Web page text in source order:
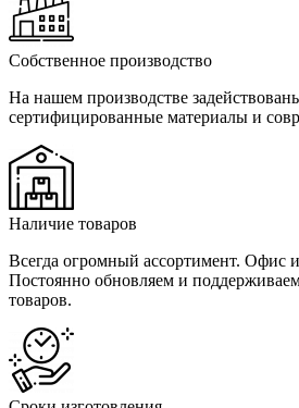
Собственное производство
На нашем производстве
сертифицированные материалы и
Наличие товаров
Всегда огромный ассортимент. Офис
Постоянно обновляем и
товаров.